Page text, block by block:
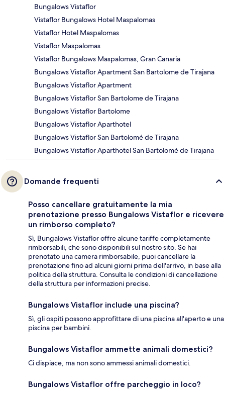
Bungalows Vistaflor
Vistaflor Bungalows Hotel Maspalomas
Vistaflor Hotel Maspalomas
Vistaflor Maspalomas
Vistaflor Bungalows Maspalomas, Gran Canaria
Bungalows Vistaflor Apartment San Bartolome de Tirajana
Bungalows Vistaflor Apartment
Bungalows Vistaflor San Bartolome de Tirajana
Bungalows Vistaflor Bartolome
Bungalows Vistaflor Aparthotel
Bungalows Vistaflor San Bartolomé de Tirajana
Bungalows Vistaflor Aparthotel San Bartolomé de Tirajana
Domande frequenti
Posso cancellare gratuitamente la mia
prenotazione presso Bungalows Vistaflor e ricevere
un rimborso completo?
Sì, Bungalows Vistaflor offre alcune tariffe completamente
rimborsabili, che sono disponibili sul nostro sito. Se hai
prenotato una camera rimborsabile, puoi cancellare la
prenotazione fino ad alcuni giorni prima dell'arrivo, in base alla
politica della struttura. Consulta le condizioni di cancellazione
della struttura per informazioni precise.
Bungalows Vistaflor include una piscina?
Sì, gli ospiti possono approfittare di una piscina all'aperto e una
piscina per bambini.
Bungalows Vistaflor ammette animali domestici?
Ci dispiace, ma non sono ammessi animali domestici.
Bungalows Vistaflor offre parcheggio in loco?